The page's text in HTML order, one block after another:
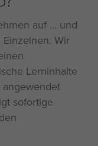
auf … und
Wir
Lerninhalte
sofortige